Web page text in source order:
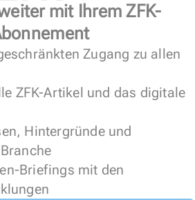
mit Ihrem ZFK-
Zugang zu allen
ZFK-Artikel und das digitale
Hintergründe und
Briefings mit den